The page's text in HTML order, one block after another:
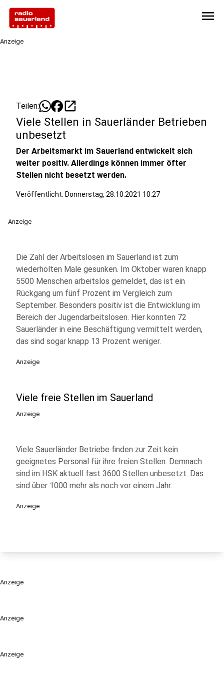
menu
Anzeige
Anzeige
Anzeige
Teilen: open_in_new
Viele Stellen in Sauerländer Betrieben
unbesetzt
Der Arbeitsmarkt im Sauerland entwickelt sich
weiter positiv. Allerdings können immer öfter
Stellen nicht besetzt werden.
Veröffentlicht: Donnerstag, 28.10.2021 10:27
Anzeige
Die Zahl der Arbeitslosen im Sauerland ist zum
wiederholten Male gesunken. Im Oktober waren knapp
5500 Menschen arbeitslos gemeldet, das ist ein
Rückgang um fünf Prozent im Vergleich zum
September. Besonders positiv ist die Entwicklung im
Bereich der Jugendarbeitslosen. Hier konnten 72
Sauerländer in eine Beschäftigung vermittelt werden,
das sind sogar knapp 13 Prozent weniger.
Anzeige
Viele freie Stellen im Sauerland
Anzeige
Viele Sauerländer Betriebe finden zur Zeit kein
geeignetes Personal für ihre freien Stellen. Demnach
sind im HSK aktuell fast 3600 Stellen unbesetzt. Das
sind über 1000 mehr als noch vor einem Jahr.
Anzeige
Anzeige